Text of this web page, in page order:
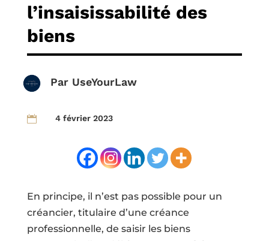
l’insaisissabilité des
biens
Par UseYourLaw
 4 février 2023
En principe, il n’est pas possible pour un
créancier, titulaire d’une créance
professionnelle, de saisir les biens